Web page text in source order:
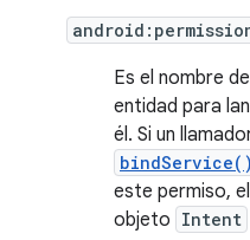
Es el nombre
entidad para
él. Si un
bindService()
este permiso,
objeto Intent